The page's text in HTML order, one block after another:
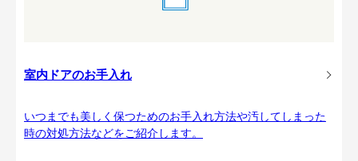
室内ドアのお手入れ
いつまでも美しく保つためのお手入れ方法や汚してしまった
時の対処方法などをご紹介します。